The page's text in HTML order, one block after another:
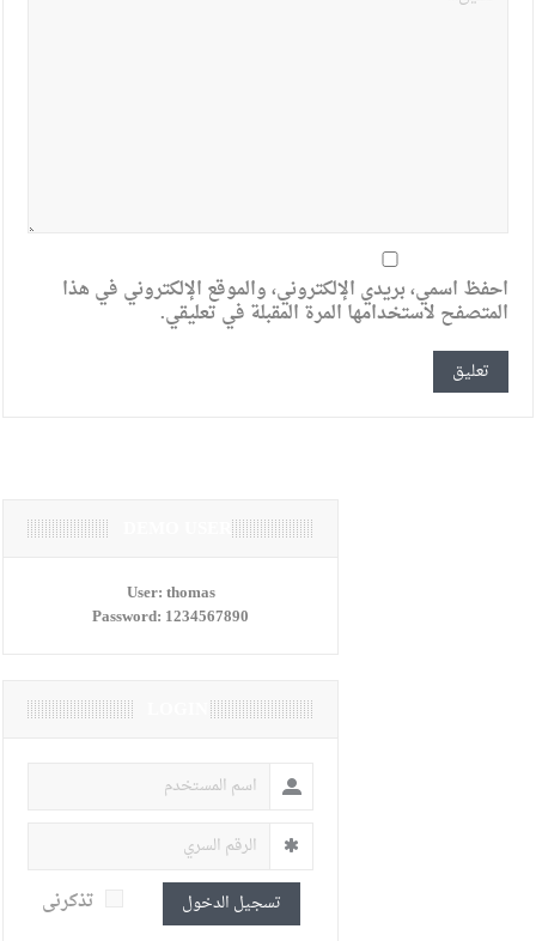
احفظ اسمي، بريدي الإلكتروني، والموقع الإلكتروني في هذا
المتصفح لاستخدامها المرة المقبلة في تعليقي.
User:thomas
Password: 1234567890
تسجيل الدخول تذكرنى